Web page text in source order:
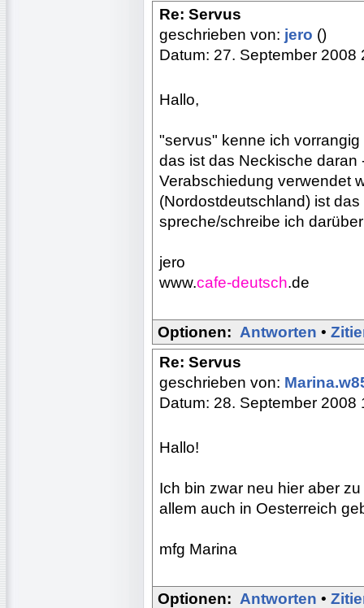
Re: Servus
geschrieben von: jero ()
Datum: 27. September 2008
Hallo,
"servus" kenne ich
das ist das Neckische
Verabschiedung verwendet
(Nordostdeutschland) ist
spreche/schreibe ich
jero
www.cafe-deutsch.de
Optionen: Antworten •
Re: Servus
geschrieben von:
Datum: 28. September 2008
Hallo!
Ich bin zwar neu hier aber
allem auch in Oesterreich
mfg Marina
Optionen: Antworten •